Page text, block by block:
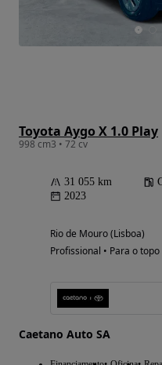
Toyota Aygo X 1.0 Play
998 cm3 • 72 cv
31 055 km
2023
Rio de Mouro (Lisboa)
Profissional • Para o topo
Caetano Auto SA